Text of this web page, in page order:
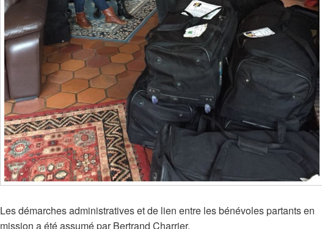
Les démarches administratives et de lien entre les bénévoles partants en
mission a été assumé par Bertrand Charrier.